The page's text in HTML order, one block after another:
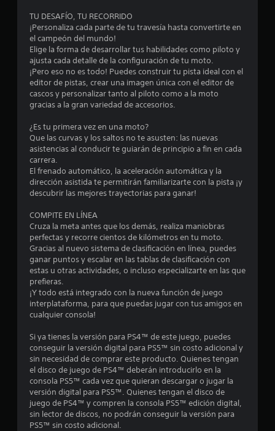
c
s
t
e
l
l
s
e
n
u
n
TU DESAFÍO, TU RECORRIDO
¡Personaliza cada parte de tu travesía hasta convertirte en
el campeón del mundo!
Elige la forma de desarrollar tus habilidades como piloto y
ajusta cada detalle de la configuración de tu moto.
¡Pero eso no es todo! Puedes construir tu pista ideal con el
editor de pistas, crear una imagen única con el editor de
cascos y personalizar tanto al piloto como a la moto
gracias a la gran variedad de accesorios.
¿Es tu primera vez en una moto?
Que las curvas y los saltos no te asusten: las nuevas
asistencias al conducir te guiarán de principio a fin en cada
carrera.
El frenado automático, la aceleración automática y la
dirección asistida te permitirán familiarizarte con la pista ¡y
descubrir las mejores trayectorias para ganar!
COMPITE EN LÍNEA
Cruza la meta antes que los demás, realiza maniobras
perfectas y recorre cientos de kilómetros en tu moto.
Gracias al nuevo sistema de clasificación en línea, puedes
ganar puntos y escalar en las tablas de clasificación con
estas u otras actividades, o incluso especializarte en las que
prefieras.
¡Y todo está integrado con la nueva función de juego
interplataforma, para que puedas jugar con tus amigos en
cualquier consola!
Si ya tienes la versión para PS4™ de este juego, puedes
conseguir la versión digital para PS5™ sin costo adicional y
sin necesidad de comprar este producto. Quienes tengan
el disco de juego de PS4™ deberán introducirlo en la
consola PS5™ cada vez que quieran descargar o jugar la
versión digital para PS5™. Quienes tengan el disco de
juego de PS4™ y compren la consola PS5™ edición digital,
sin lector de discos, no podrán conseguir la versión para
PS5™ sin costo adicional.